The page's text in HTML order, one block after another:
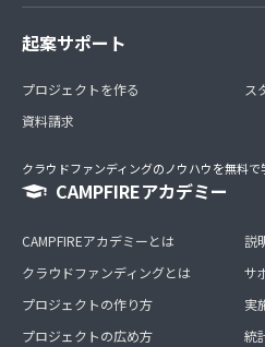
起案サポート
プロジェクトを作る
資料請求
ス
クラウドファンディングのノウハウを無料で
CAMPFIREアカデミー
CAMPFIREアカデミーとは
クラウドファンディングとは
プロジェクトの作り方
プロジェクトの広め方
説
サ
実
統